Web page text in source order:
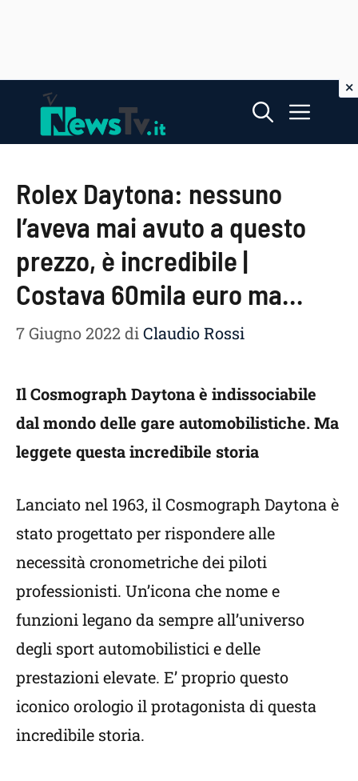
contenuto
Menu
Rolex Daytona: nessuno
l’aveva mai avuto a questo
prezzo, è incredibile |
Costava 60mila euro ma…
7 Giugno 2022diClaudio Rossi
Il Cosmograph Daytona è indissociabile
dal mondo delle gare automobilistiche. Ma
leggete questa incredibile storia
Lanciato nel 1963, il Cosmograph Daytona è
stato progettato per rispondere alle
necessità cronometriche dei piloti
professionisti. Un’icona che nome e
funzioni legano da sempre all’universo
degli sport automobilistici e delle
prestazioni elevate. E’ proprio questo
iconico orologio il protagonista di questa
incredibile storia.